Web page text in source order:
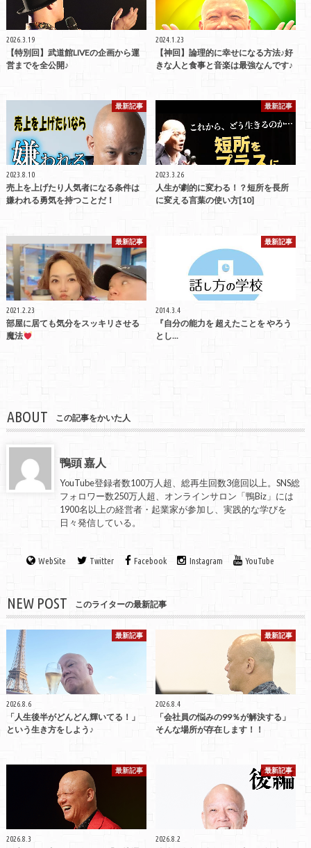
2026.3.19
【特別回】武道館LIVEの企画から運
営までを全公開♪
2024.1.23
【神回】論理的に幸せになる方法♪好
きな人と食事と音楽は最強なんです♪
最新記事
2023.8.10
売上を上げたり人気者になる条件は
嫌われる勇気を持つことだ！
最新記事
2023.3.26
人生が劇的に変わる！？短所を長所
に変える言葉の使い方[10]
最新記事
2021.2.23
部屋に居ても気分をスッキリさせる
魔法
最新記事
2014.3.4
『自分の能力を 超えたことを やろう
とし...
ABOUT この記事をかいた人
鴨頭 嘉人
YouTube登録者数100万人超、総再生回数3億回以上。SNS総
フォロワー数250万人超、オンラインサロン「鴨Biz」には
1900名以上の経営者・起業家が参加し、実践的な学びを
日々発信している。
WebSite Twitter Facebook Instagram YouTube
NEW POST このライターの最新記事
最新記事
2026.8.6
「人生後半がどんどん輝いてる！」
という生き方をしよう♪
最新記事
2026.8.4
「会社員の悩みの99％が解決する」
そんな場所が存在します！！
最新記事
2026.8.3
最新記事
2026.8.2